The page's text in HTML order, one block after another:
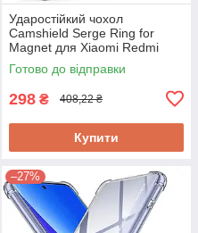
Ударостійкий чохол
Camshield Serge Ring for
Magnet для Xiaomi Redmi
15C
Готово до відправки
298 ₴ 408,22 ₴
Купити
–27%